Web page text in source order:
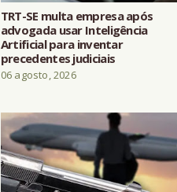
TRT-SE multa empresa após
advogada usar Inteligência
Artificial para inventar
precedentes judiciais
06 agosto, 2026